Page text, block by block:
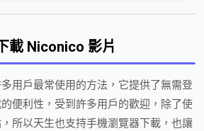
載 Niconico 影片
用戶最常使用的方法，它提供了無需登
便利性，受到許多用戶的歡迎，除了使
所以天生也支持手機瀏覽器下載，也讓